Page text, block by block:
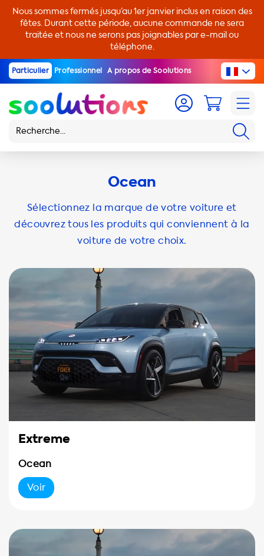
Nous sommes fermés jusqu’au 1er janvier inclus en raison des
fêtes. Durant cette période, aucune commande ne sera
traitée et nous ne serons pas joignables par e-mail ou
téléphone.
Particulier Professionnel A propos de Soolutions
Ocean
Sélectionnez la marque de votre voiture et
découvrez tous les produits qui conviennent à la
voiture de votre choix.
Extreme
Ocean
Voir